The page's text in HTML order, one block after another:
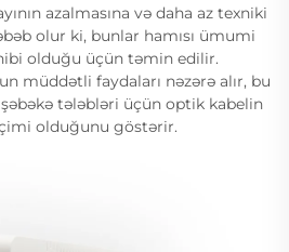
azalmasına və daha az texniki
olur ki, bunlar hamısı ümumi
olduğu üçün təmin edilir.
müddətli faydaları nəzərə alır, bu
tələbləri üçün optik kabelin
olduğunu göstərir.